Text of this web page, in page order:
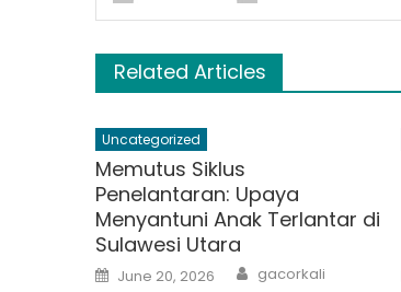
Related Articles
Uncategorized
Memutus Siklus
Penelantaran: Upaya
Menyantuni Anak Terlantar di
Sulawesi Utara
Posted
on
June 20, 2026 Author
gacorkali